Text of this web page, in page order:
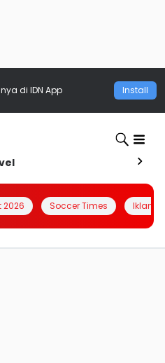
di IDN App Install
Soccer Times Iklanin